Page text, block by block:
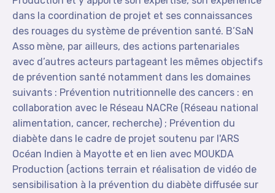
dans la coordination de projet et ses connaissances
des rouages du système de prévention santé. B’SaN
Asso mène, par ailleurs, des actions partenariales
avec d’autres acteurs partageant les mêmes objectifs
de prévention santé notamment dans les domaines
suivants : Prévention nutritionnelle des cancers : en
collaboration avec le Réseau NACRe (Réseau national
alimentation, cancer, recherche) ; Prévention du
diabète dans le cadre de projet soutenu par l'ARS
Océan Indien à Mayotte et en lien avec MOUKDA
Production (actions terrain et réalisation de vidéo de
sensibilisation à la prévention du diabète diffusée sur